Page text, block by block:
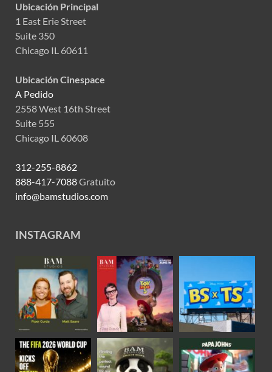
Ubicación Principal
1 East Erie Street
Suite 350
Chicago IL 60611
Ubicación Cinespace
A Pedido
2558 West 16th Street
Suite 555
Chicago IL 60608
312-255-8862
888-417-7088Gratuito
info@bamstudios.com
INSTAGRAM